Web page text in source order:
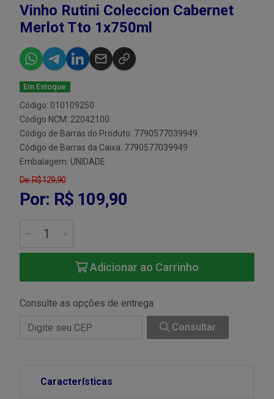
Vinho Rutini Coleccion Cabernet
Merlot Tto 1x750ml
Em Estoque
Código: 010109250
Código NCM: 22042100
Código de Barras do Produto: 7790577039949
Código de Barras da Caixa: 7790577039949
Embalagem: UNIDADE
De: R$ 129,90
Por: R$ 109,90
Adicionar ao Carrinho
Consulte as opções de entrega
Consultar
Características